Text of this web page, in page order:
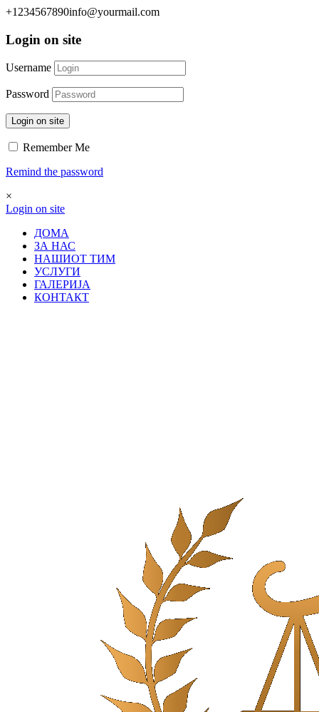
+1234567890info@yourmail.com
Login on site
Username
Password
Login on site
Remember Me
Remind the password
×
Login on site
ДОМА
ЗА НАС
НАШИОТ ТИМ
УСЛУГИ
ГАЛЕРИЈА
КОНТАКТ